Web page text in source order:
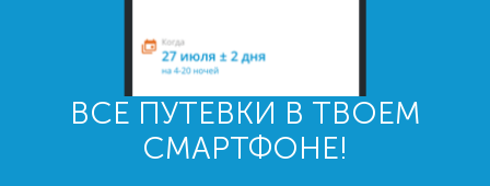
ВСЕ ПУТЕВКИ В ТВОЕМ
СМАРТФОНЕ!